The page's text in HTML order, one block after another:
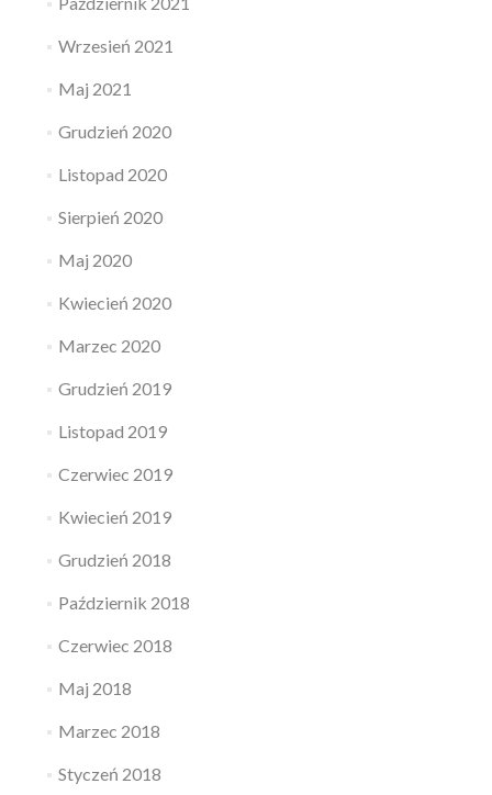
Wrzesień 2021
Maj 2021
Grudzień 2020
Listopad 2020
Sierpień 2020
Maj 2020
Kwiecień 2020
Marzec 2020
Grudzień 2019
Listopad 2019
Czerwiec 2019
Kwiecień 2019
Grudzień 2018
Październik 2018
Czerwiec 2018
Maj 2018
Marzec 2018
Styczeń 2018